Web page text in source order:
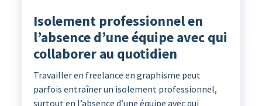
Isolement professionnel en
l’absence d’une équipe avec qui
collaborer au quotidien
Travailler en freelance en graphisme peut
parfois entraîner un isolement professionnel,
surtout en l’absence d’une équipe avec qui